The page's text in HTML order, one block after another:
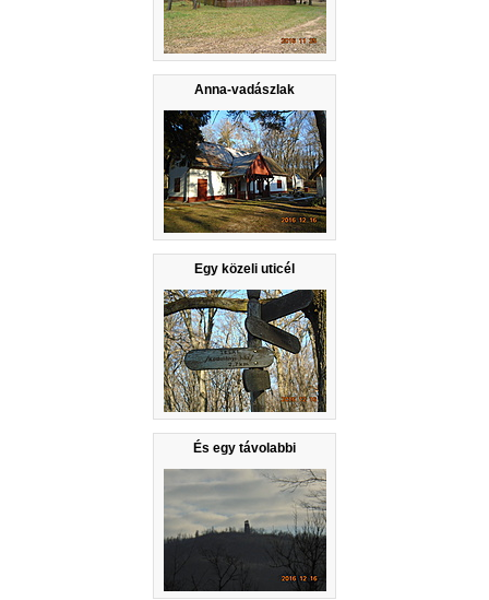
Anna-vadászlak
Egy közeli uticél
És egy távolabbi